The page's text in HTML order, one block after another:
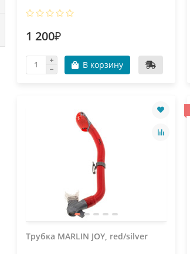
1 200₽
В корзину
Трубка MARLIN JOY, red/silver